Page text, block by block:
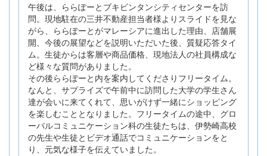
午後は、ららぽーとブキビンタンシティセンターを訪
問。現地駐在の三井不動産担当者様よりスライドを見な
がら、ららぽーとがマレーシアに進出した理由、店舗展
開、今後の展望などを説明いただいた後、質疑応答タイ
ム。生徒からは客層や商品価格、現地法人の社員構成な
ど様々な質問がありました。
その後ららぽーと内を案内してくださりフリータイム。
なんと、サプライズで午前中に訪問した大学の学生さん
達が会いに来てくれて、思いがけず一緒にショッピング
を楽しむこととなりました。フリータイムの途中、グロ
ーバルコミュニケーション科の生徒たちは、伊勢崎高校
の先生や生徒とビデオ通話でコミュニケーションをと
り、元気な様子を伝えていました。